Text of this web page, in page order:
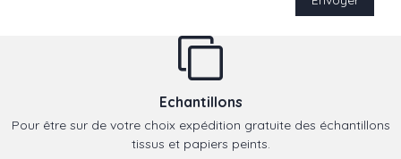
Echantillons
Pour être sur de votre choix expédition gratuite des échantillons
tissus et papiers peints.